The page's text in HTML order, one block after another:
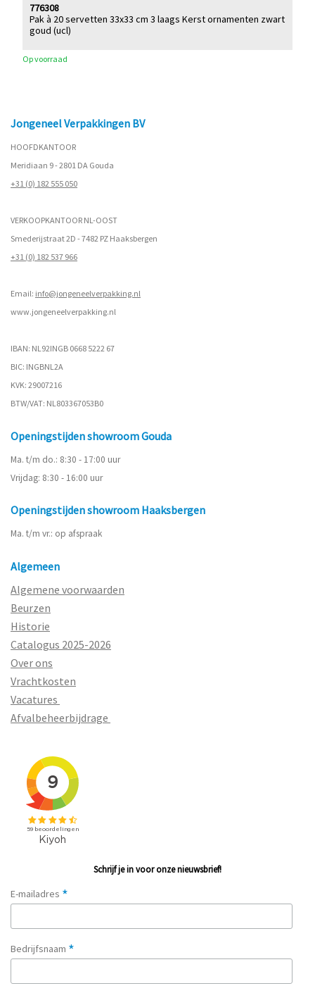
Pak à 20 servetten 33x33 cm 3 laags Kerst ornamenten zwart
goud (ucl)
776308
Op voorraad
Jongeneel Verpakkingen BV
HOOFDKANTOOR
Meridiaan 9 - 2801 DA Gouda
+31 (0) 182 555 050
VERKOOPKANTOOR NL-OOST
Smederijstraat 2D - 7482 PZ Haaksbergen
+31 (0) 182 537 966
Email: info@jongeneelverpakking.nl
www.jongeneelverpakking.nl
IBAN: NL92INGB 0668 5222 67
BIC: INGBNL2A
KVK: 29007216
BTW/VAT: NL803367053B0
Openingstijden showroom Gouda
Ma. t/m do.: 8:30 - 17:00 uur
Vrijdag: 8:30 - 16:00 uur
Openingstijden showroom Haaksbergen
Ma. t/m vr.: op afspraak
Algemeen
Algemene voorwaarden
Beurzen
Historie
Catalogus 2025-2026
Over ons
Vrachtkosten
Vacatures
Afvalbeheerbijdrage
Schrijf je in voor onze nieuwsbrief!
E-mailadres *
Bedrijfsnaam *